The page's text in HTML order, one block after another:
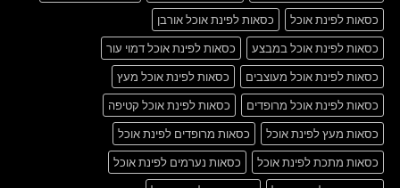
כסאות לפינת אוכל
כסאות לפינת אוכל אורבן
כסאות לפינת אוכל במבצע
כסאות לפינת אוכל דמוי עור
כסאות לפינת אוכל מעוצבים
כסאות לפינת אוכל מעץ
כסאות לפינת אוכל מרופדים
כסאות לפינת אוכל קטיפה
כסאות מעץ לפינת אוכל
כסאות מרופדים לפינת אוכל
כסאות מתכת לפינת אוכל
כסאות נערמים לפינת אוכל